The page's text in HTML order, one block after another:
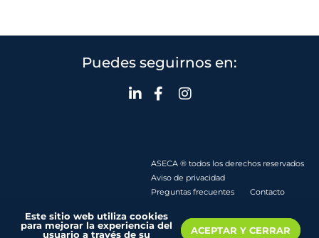
Puedes seguirnos en:
ASECA ® todos los derechos reservados
Aviso de privacidad
Preguntas frecuentes
Contacto
Este sitio web utiliza cookies
para mejorar la experiencia del
usuario a través de su
ACEPTAR Y CERRAR